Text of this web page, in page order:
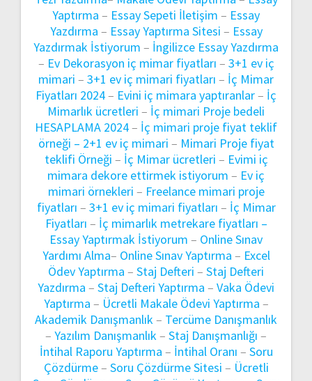
Yaptırma – Essay Sepeti İletişim – Essay
Yazdırma – Essay Yaptırma Sitesi – Essay
Yazdırmak İstiyorum – İngilizce Essay Yazdırma
– Ev Dekorasyon iç mimar fiyatları – 3+1 ev iç
mimari – 3+1 ev iç mimari fiyatları – İç Mimar
Fiyatları 2024– Evini iç mimara yaptıranlar– İç
Mimarlık ücretleri – İç mimari Proje bedeli
HESAPLAMA 2024– İç mimari proje fiyat teklif
örneği – 2+1 ev iç mimari – Mimari Proje fiyat
teklifi Örneği – İç Mimar ücretleri – Evimi iç
mimara dekore ettirmek istiyorum – Ev iç
mimari örnekleri – Freelance mimari proje
fiyatları – 3+1 ev iç mimari fiyatları – İç Mimar
Fiyatları – İç mimarlık metrekare fiyatları –
Essay Yaptırmak İstiyorum – Online Sınav
Yardımı Alma– Online Sınav Yaptırma – Excel
Ödev Yaptırma – Staj Defteri – Staj Defteri
Yazdırma – Staj Defteri Yaptırma – Vaka Ödevi
Yaptırma – Ücretli Makale Ödevi Yaptırma –
Akademik Danışmanlık– Tercüme Danışmanlık
– Yazılım Danışmanlık– Staj Danışmanlığı –
İntihal Raporu Yaptırma – İntihal Oranı – Soru
Çözdürme– Soru Çözdürme Sitesi – Ücretli